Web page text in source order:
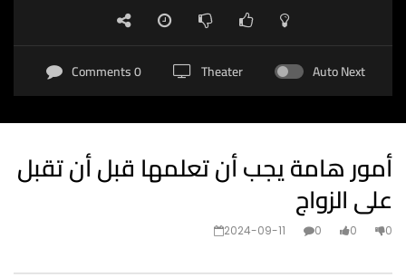
Auto Next
Theater
0 Comments
أمور هامة يجب أن تعلمها قبل أن تقبل
على الزواج
2024-09-11 0 0 0